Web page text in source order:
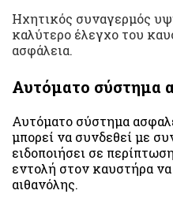
Ηχητικός συναγερμός
καλύτερο έλεγχο του
ασφάλεια.
Αυτόματο σύστημα
Αυτόματο σύστημα
μπορεί να συνδεθεί με
ειδοποιήσει σε
εντολή στον καυστήρα
αιθανόλης.